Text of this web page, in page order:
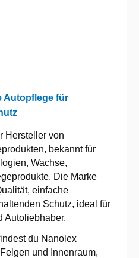
Autopflege für
Hersteller von
bekannt für
Wachse,
Die Marke
einfache
Schutz, ideal für
Autoliebhaber.
du Nanolex
und Innenraum,